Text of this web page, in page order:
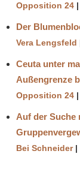
Opposition 24
Der
Vera Lengsfeld
Ceuta unter
Außengrenze
Opposition 24
Auf der Suche
Bei Schneider